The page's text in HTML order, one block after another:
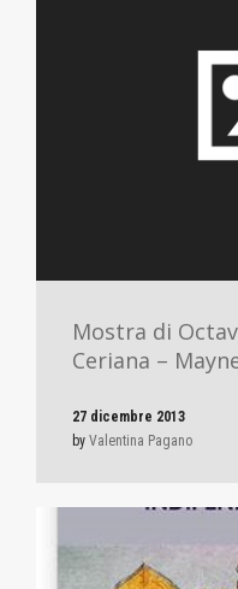
Mostra di
Ceriana –
27 dicembre 2013
by Valentina Pagano